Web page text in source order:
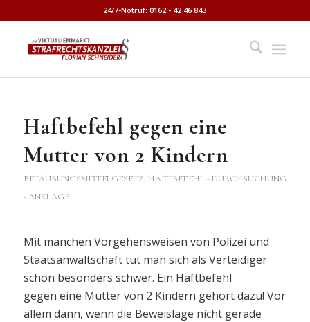
24/7-Notruf: 0162 - 42 46 843
Haftbefehl gegen eine
Mutter von 2 Kindern
BETÄUBUNGSMITTELGESETZ, HAFTBEFEHL - DURCHSUCHUNG
- ANKLAGE
Mit manchen Vorgehensweisen von Polizei und
Staatsanwaltschaft tut man sich als Verteidiger
schon besonders schwer. Ein Haftbefehl
gegen eine Mutter von 2 Kindern gehört dazu! Vor
allem dann, wenn die Beweislage nicht gerade